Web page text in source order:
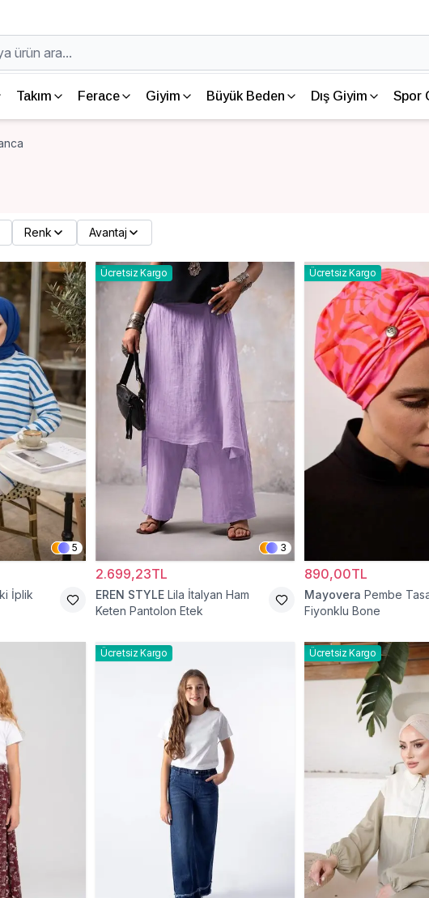
Takım Ferace Giyim Büyük Beden Dış Giyim Spor
Renk Avantaj
5
İplik
Ücretsiz Kargo
3
2.699,23TL
EREN STYLE Lila İtalyan Ham
Keten Pantolon Etek
Ücretsiz Kargo
890,00TL
Mayovera Pembe
Fiyonklu Bone
Ücretsiz Kargo Ücretsiz Kargo